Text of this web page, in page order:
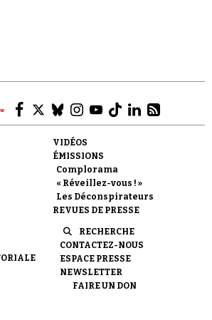
Faire un don
Demander à Vera
VIDÉOS
ÉMISSIONS
Complorama
« Réveillez-vous ! »
Les Déconspirateurs
REVUES DE PRESSE
RECHERCHE
CONTACTEZ-NOUS
ESPACE PRESSE
NEWSLETTER
FAIRE UN DON